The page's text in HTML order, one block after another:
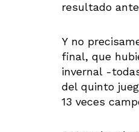
resultado
Y no
final, que
invernal -
del quinto
13 veces